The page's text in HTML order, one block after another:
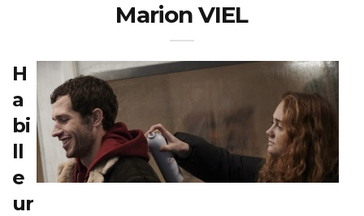
Marion VIEL
H
a
bi
ll
e
ur